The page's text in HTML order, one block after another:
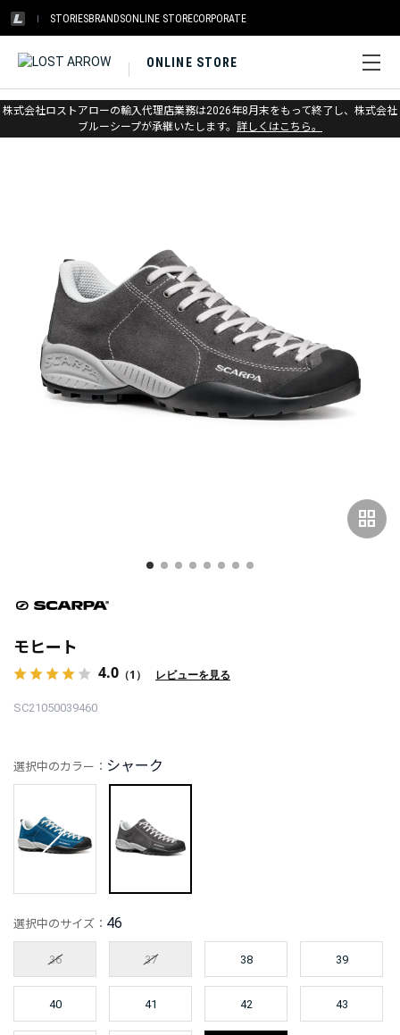
STORIESBRANDSONLINE STORECORPORATE
ONLINE STORE
株式会社ロストアローの輸入代理店業務は2026年8月末をもって終了し、株式会社
ブルーシープが承継いたします。 詳しくはこちら。
ホーム > スカルパ > アーバンアウトドア
grid_view
モヒート
4.0 （1） レビューを見る
SC21050039460
選択中のカラー： シャーク
選択中のサイズ： 46
36 37 38 39
40 41 42 43